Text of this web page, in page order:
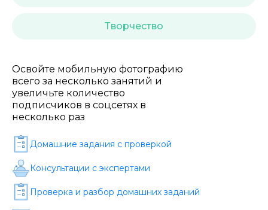
Творчество
Освойте мобильную фотографию
всего за несколько занятий и
увеличьте количество
подписчиков в соцсетях в
несколько раз
Домашние задания c проверкой
Консультации с экспертами
Проверка и разбор домашних заданий
Подача материала *
Уровень организации *